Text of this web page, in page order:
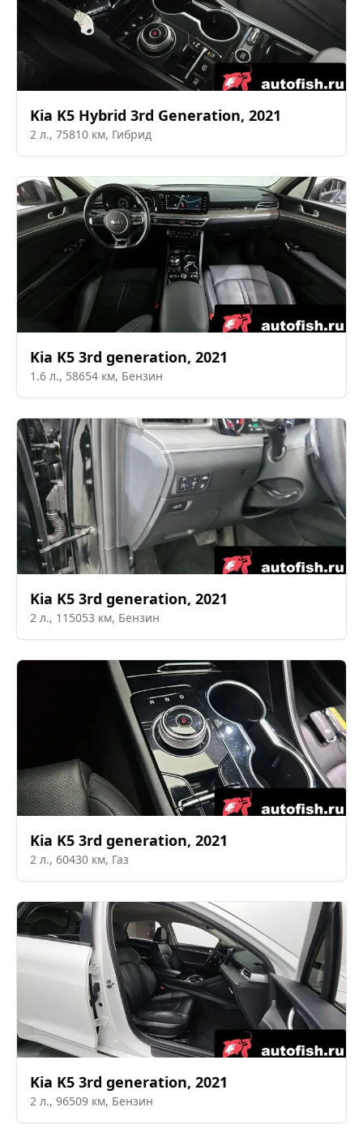
Kia K5 Hybrid 3rd Generation, 2021
2 л., 75810 км, Гибрид
Kia K5 3rd generation, 2021
1.6 л., 58654 км, Бензин
Kia K5 3rd generation, 2021
2 л., 115053 км, Бензин
Kia K5 3rd generation, 2021
2 л., 60430 км, Газ
Kia K5 3rd generation, 2021
2 л., 96509 км, Бензин